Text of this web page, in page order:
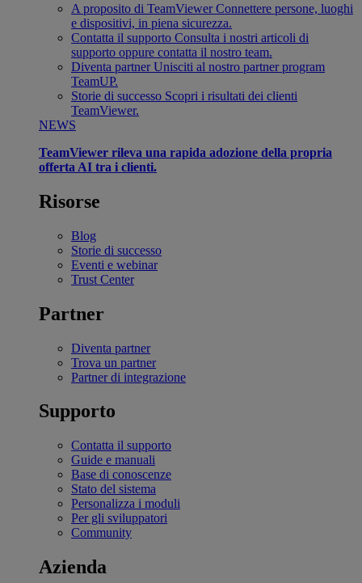
A proposito di TeamViewer Connettere persone, luoghi
e dispositivi, in piena sicurezza.
Contatta il supporto Consulta i nostri articoli di
supporto oppure contatta il nostro team.
Diventa partner Unisciti al nostro partner program
TeamUP.
Storie di successo Scopri i risultati dei clienti
TeamViewer.
NEWS
TeamViewer rileva una rapida adozione della propria
offerta AI tra i clienti.
Risorse
Blog
Storie di successo
Eventi e webinar
Trust Center
Partner
Diventa partner
Trova un partner
Partner di integrazione
Supporto
Contatta il supporto
Guide e manuali
Base di conoscenze
Stato del sistema
Personalizza i moduli
Per gli sviluppatori
Community
Azienda